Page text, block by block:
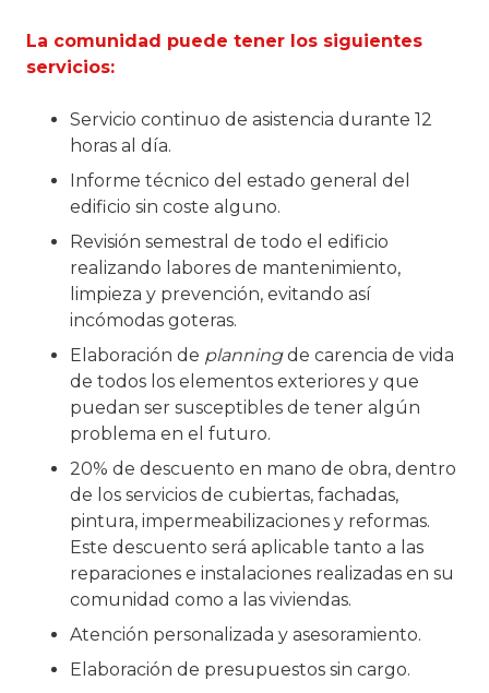
La comunidad puede tener los siguientes
servicios:
Servicio continuo de asistencia durante 12
horas al día.
Informe técnico del estado general del
edificio sin coste alguno.
Revisión semestral de todo el edificio
realizando labores de mantenimiento,
limpieza y prevención, evitando así
incómodas goteras.
Elaboración de planningde carencia de vida
de todos los elementos exteriores y que
puedan ser susceptibles de tener algún
problema en el futuro.
20% de descuento en mano de obra, dentro
de los servicios de cubiertas, fachadas,
pintura, impermeabilizaciones y reformas.
Este descuento será aplicable tanto a las
reparaciones e instalaciones realizadas en su
comunidad como a las viviendas.
Atención personalizada y asesoramiento.
Elaboración de presupuestos sin cargo.